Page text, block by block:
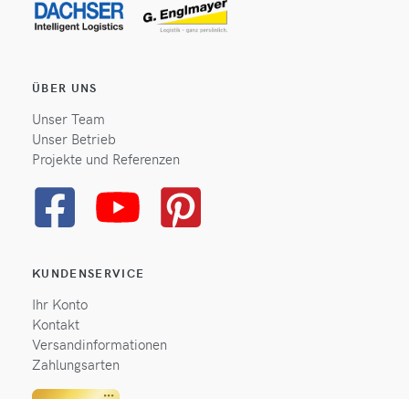
ÜBER UNS
Unser Team
Unser Betrieb
Projekte und Referenzen
KUNDENSERVICE
Ihr Konto
Kontakt
Versandinformationen
Zahlungsarten